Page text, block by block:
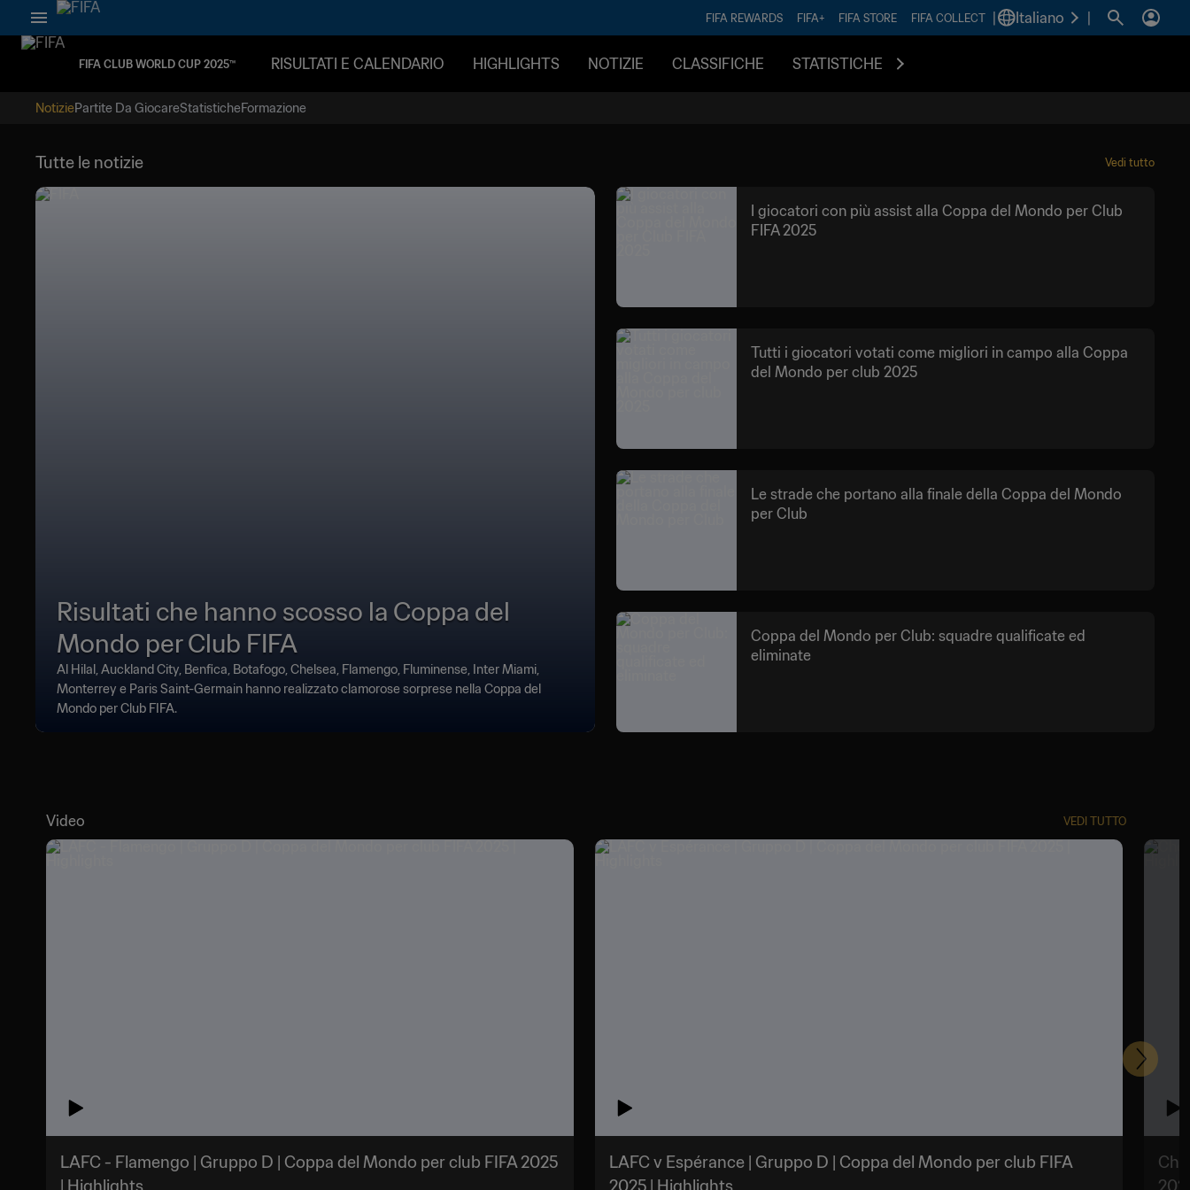
FIFA REWARDS FIFA+ FIFA STORE FIFA COLLECT Italiano
FIFA CLUB WORLD CUP 2025™ RISULTATI E CALENDARIO HIGHLIGHTS NOTIZIE CLASSIFICHE STATISTICHE
NotiziePartite Da GiocareStatisticheFormazione
Tutte le notizie Vedi tutto
Risultati che hanno scosso la Coppa del
Mondo per Club FIFA
Al Hilal, Auckland City, Benfica, Botafogo, Chelsea, Flamengo, Fluminense, Inter Miami,
Monterrey e Paris Saint-Germain hanno realizzato clamorose sorprese nella Coppa del
Mondo per Club FIFA.
I giocatori con più assist alla Coppa del Mondo per Club
FIFA 2025
Tutti i giocatori votati come migliori in campo alla Coppa
del Mondo per club 2025
Le strade che portano alla finale della Coppa del Mondo
per Club
Coppa del Mondo per Club: squadre qualificate ed
eliminate
Video VEDI TUTTO
LAFC - Flamengo | Gruppo D | Coppa del Mondo per club FIFA 2025
LAFC v Espérance | Gruppo D | Coppa del Mondo per club FIFA